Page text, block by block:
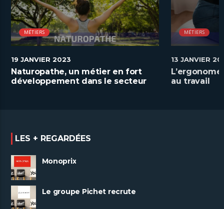
MÉTIERS
19 JANVIER 2023
Naturopathe, un métier en fort
développement dans le secteur
MÉTIERS
13 JANVIER
au travail
LES + REGARDÉES
Monoprix
Le groupe Pichet recrute